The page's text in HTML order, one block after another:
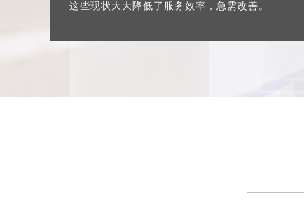
这些现状大大降低了服务效率，急需改善。